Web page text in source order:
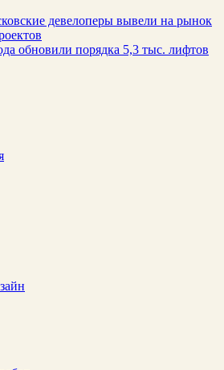
девелоперы вывели на рынок
обновили порядка 5,3 тыс. лифтов